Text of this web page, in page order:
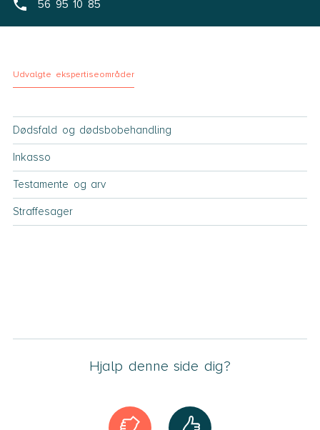
56 95 10 85
Udvalgte ekspertiseområder
Dødsfald og dødsbobehandling
Inkasso
Testamente og arv
Straffesager
Hjalp denne side dig?